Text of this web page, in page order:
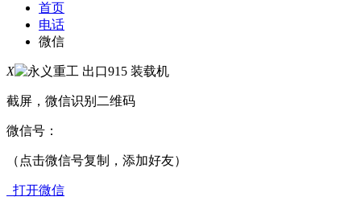
首页
电话
微信
X
截屏，微信识别二维码
微信号：
（点击微信号复制，添加好友）
打开微信